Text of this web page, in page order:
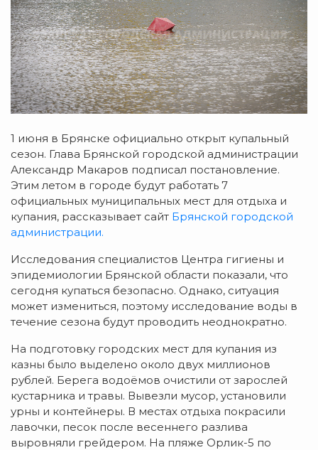
1 июня в Брянске официально открыт купальный
сезон. Глава Брянской городской администрации
Александр Макаров подписал постановление.
Этим летом в городе будут работать 7
официальных муниципальных мест для отдыха и
купания, рассказывает сайт Брянской городской
администрации.
Исследования специалистов Центра гигиены и
эпидемиологии Брянской области показали, что
сегодня купаться безопасно. Однако, ситуация
может измениться, поэтому исследование воды в
течение сезона будут проводить неоднократно.
На подготовку городских мест для купания из
казны было выделено около двух миллионов
рублей. Берега водоёмов очистили от зарослей
кустарника и травы. Вывезли мусор, установили
урны и контейнеры. В местах отдыха покрасили
лавочки, песок после весеннего разлива
выровняли грейдером. На пляже Орлик-5 по